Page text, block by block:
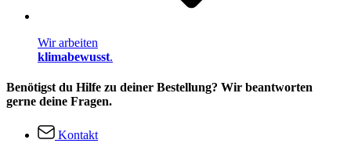
Wir arbeiten
klimabewusst.
Benötigst du Hilfe zu deiner Bestellung? Wir beantworten
gerne deine Fragen.
Kontakt